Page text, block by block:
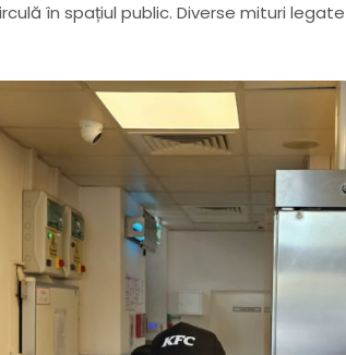
în spațiul public. Diverse mituri